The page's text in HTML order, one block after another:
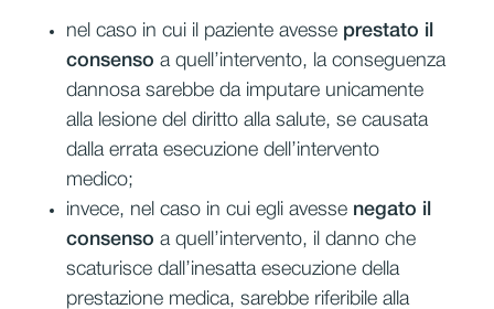
nel caso in cui il paziente avesse prestato il
consenso a quell’intervento, la conseguenza
dannosa sarebbe da imputare unicamente
alla lesione del diritto alla salute, se causata
dalla errata esecuzione dell’intervento
medico;
invece, nel caso in cui egli avesse negato il
consenso a quell’intervento, il danno che
scaturisce dall’inesatta esecuzione della
prestazione medica, sarebbe riferibile alla